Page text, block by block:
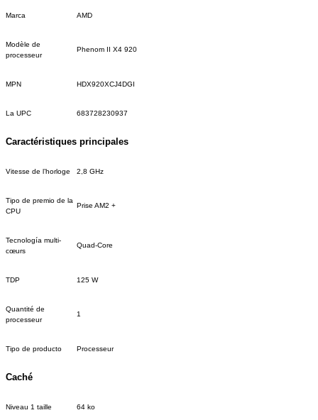
Marca AMD
Modèle de
processeur
Phenom II X4 920
MPN HDX920XCJ4DGI
La UPC 683728230937
Caractéristiques principales
Vitesse de l’horloge 2,8 GHz
Tipo de premio de la
CPU
Prise AM2 +
Tecnología multi-
cœurs
Quad-Core
TDP 125 W
Quantité de
processeur
1
Tipo de producto Processeur
Caché
Niveau 1 taille 64 ko